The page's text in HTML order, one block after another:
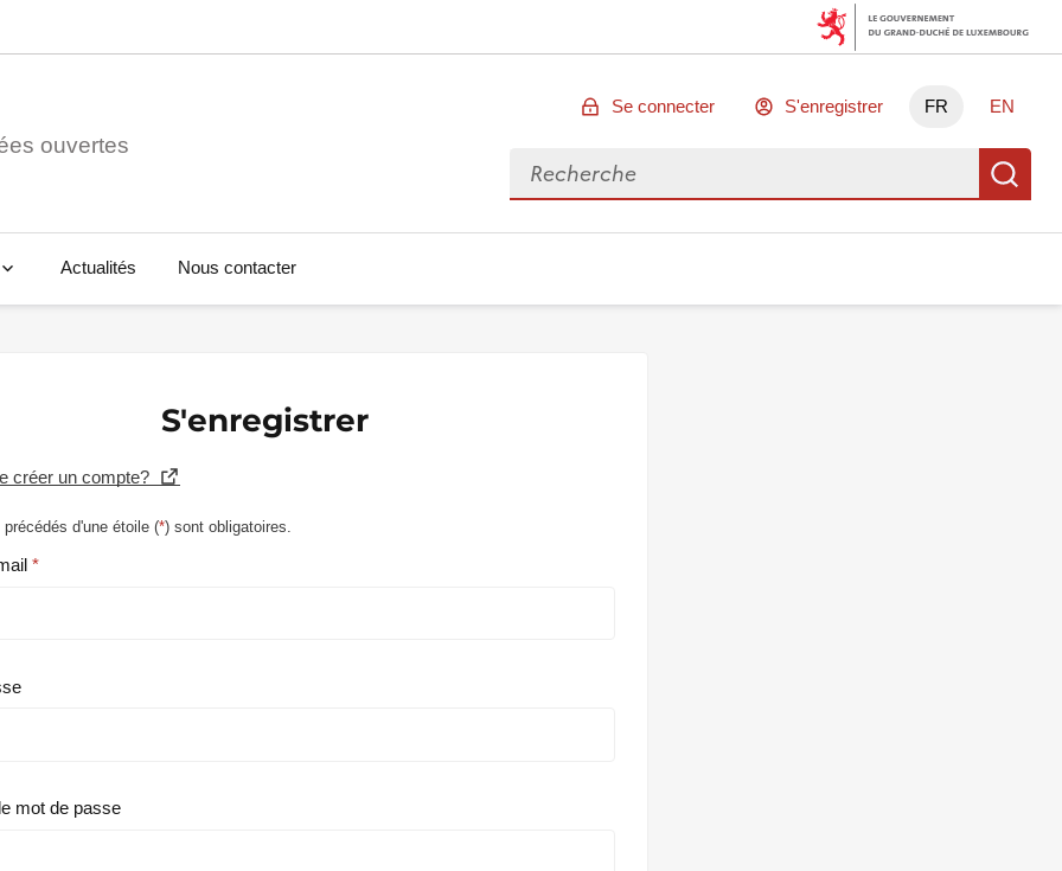
ouvertes
Se connecter S'enregistrer FR EN
Rechercher des données
Actualités Nous contacter
S'enregistrer
créer un compte?
d'une étoile (*) sont obligatoires.
mot de passe